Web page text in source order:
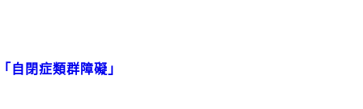
閉症類群障礙」